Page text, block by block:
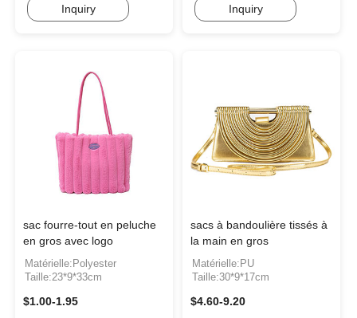
Inquiry Inquiry
sac fourre-tout en peluche
en gros avec logo
Matérielle:Polyester
Taille:23*9*33cm
$1.00-1.95
sacs à bandoulière tissés à
la main en gros
Matérielle:PU
Taille:30*9*17cm
$4.60-9.20